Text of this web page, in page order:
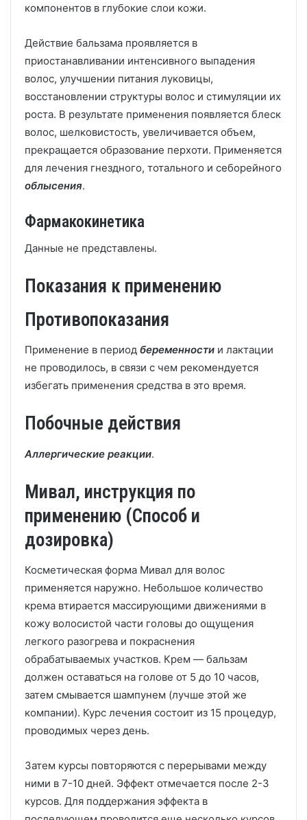
компонентов в глубокие слои кожи.
Действие бальзама проявляется в
приостанавливании интенсивного выпадения
волос, улучшении питания луковицы,
восстановлении структуры волос и стимуляции их
роста. В результате применения появляется блеск
волос, шелковистость, увеличивается объем,
прекращается образование перхоти. Применяется
для лечения гнездного, тотального и себорейного
облысения.
Фармакокинетика
Данные не представлены.
Показания к применению
Противопоказания
Применение в период беременности и лактации
не проводилось, в связи с чем рекомендуется
избегать применения средства в это время.
Побочные действия
Аллергические реакции.
Мивал, инструкция по
применению (Способ и
дозировка)
Косметическая форма Мивал для волос
применяется наружно. Небольшое количество
крема втирается массирующими движениями в
кожу волосистой части головы до ощущения
легкого разогрева и покраснения
обрабатываемых участков. Крем — бальзам
должен оставаться на голове от 5 до 10 часов,
затем смывается шампунем (лучше этой же
компании). Курс лечения состоит из 15 процедур,
проводимых через день.
Затем курсы повторяются с перерывами между
ними в 7-10 дней. Эффект отмечается после 2-3
курсов. Для поддержания эффекта в